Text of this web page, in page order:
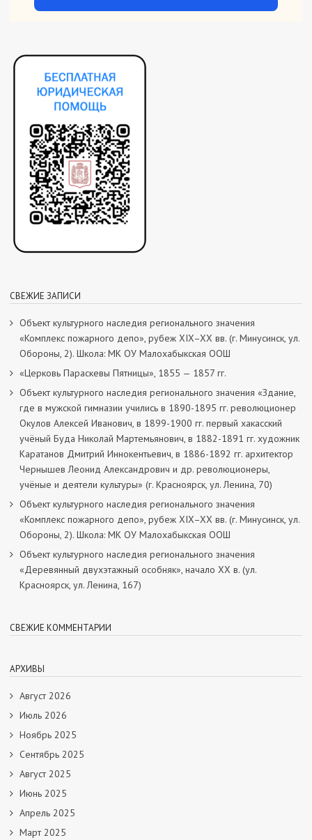
СВЕЖИЕ ЗАПИСИ
Объект культурного наследия регионального значения
«Комплекс пожарного депо», рубеж XIX–XX вв. (г. Минусинск, ул.
Обороны, 2). Школа: МК ОУ Малохабыкская ООШ
«Церковь Параскевы Пятницы», 1855 — 1857 гг.
Объект культурного наследия регионального значения «Здание,
где в мужской гимназии учились в 1890-1895 гг. революционер
Окулов Алексей Иванович, в 1899-1900 гг. первый хакасский
учёный Буда Николай Мартемьянович, в 1882-1891 гг. художник
Каратанов Дмитрий Иннокентьевич, в 1886-1892 гг. архитектор
Чернышев Леонид Александрович и др. революционеры,
учёные и деятели культуры» (г. Красноярск, ул. Ленина, 70)
Объект культурного наследия регионального значения
«Комплекс пожарного депо», рубеж XIX–XX вв. (г. Минусинск, ул.
Обороны, 2). Школа: МК ОУ Малохабыкская ООШ
Объект культурного наследия регионального значения
«Деревянный двухэтажный особняк», начало ХХ в. (ул.
Красноярск, ул. Ленина, 167)
СВЕЖИЕ КОММЕНТАРИИ
АРХИВЫ
Август 2026
Июль 2026
Ноябрь 2025
Сентябрь 2025
Август 2025
Июнь 2025
Апрель 2025
Март 2025